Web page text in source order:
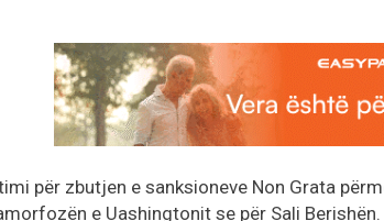
për zbutjen e sanksioneve Non Grata
e Uashingtonit se për Sali